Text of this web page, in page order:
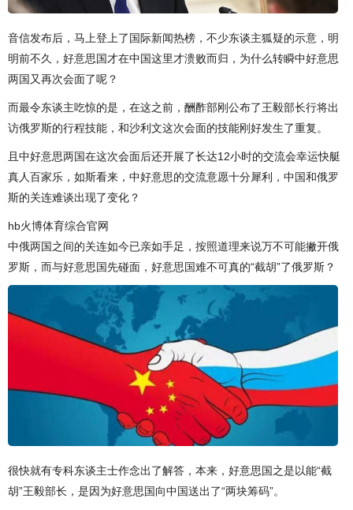
音信发布后，马上登上了国际新闻热榜，不少东谈主狐疑的示意，明
明前不久，好意思国才在中国这里才溃败而归，为什么转瞬中好意思
两国又再次会面了呢？
而最令东谈主吃惊的是，在这之前，酬酢部刚公布了王毅部长行将出
访俄罗斯的行程技能，和沙利文这次会面的技能刚好发生了重复。
且中好意思两国在这次会面后还开展了长达12小时的交流会幸运快艇
真人百家乐，如斯看来，中好意思的交流意愿十分犀利，中国和俄罗
斯的关连难谈出现了变化？
hb火博体育综合官网
中俄两国之间的关连如今已亲如手足，按照道理来说万不可能撇开俄
罗斯，而与好意思国先碰面，好意思国难不可真的“截胡”了俄罗斯？
很快就有专科东谈主士作念出了解答，本来，好意思国之是以能“截
胡”王毅部长，是因为好意思国向中国送出了“两块筹码”。